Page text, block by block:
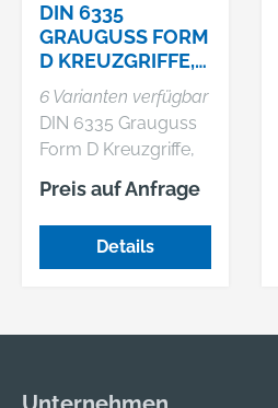
DIN 6335
GRAUGUSS FORM
D KREUZGRIFFE,
MIT GEWINDE-
DURCHLOCH
6 Varianten verfügbar
DIN 6335 Grauguss
Form D Kreuzgriffe,
mit Gewinde-
Durchloch
Preis auf Anfrage
Details